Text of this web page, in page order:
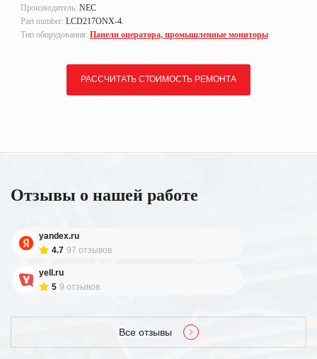
Производитель: NEC
Part number: LCD217ONX-4.
Тип оборудования: Панели оператора, промышленные мониторы
РАССЧИТАТЬ СТОИМОСТЬ РЕМОНТА
Отзывы о нашей работе
yandex.ru
4.7 97 отзывов
yell.ru
5 9 отзывов
Все отзывы